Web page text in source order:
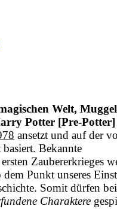
Welt, Muggel
Potter [Pre-Potter]
ansetzt und auf der
Bekannte
Zaubererkrieges
Punkt unseres
Somit dürfen
Charaktere